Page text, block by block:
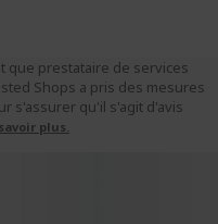
que prestataire de services
Shops a pris des mesures
s'assurer qu'il s'agit d'avis
plus.